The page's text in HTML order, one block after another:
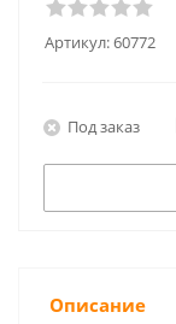
Артикул:60772
Под заказ
Описание